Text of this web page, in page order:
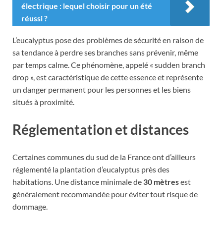
électrique : lequel choisir pour un été
réussi ?
L’eucalyptus pose des problèmes de sécurité en raison de
sa tendance à perdre ses branches sans prévenir, même
par temps calme. Ce phénomène, appelé « sudden branch
drop », est caractéristique de cette essence et représente
un danger permanent pour les personnes et les biens
situés à proximité.
Réglementation et distances
Certaines communes du sud de la France ont d’ailleurs
réglementé la plantation d’eucalyptus près des
habitations. Une distance minimale de 30 mètresest
généralement recommandée pour éviter tout risque de
dommage.